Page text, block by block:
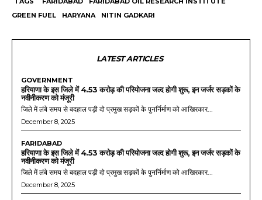
GREEN FUEL
HARYANA NITIN GADKARI
LATEST ARTICLES
GOVERNMENT
हरियाणा के इस जिले में 4.53 करोड़ की परियोजना जल्द होगी शुरू, इन जर्जर सड़कों के
नवीनीकरण को मंजूरी
जिले में लंबे समय से बदहाल पड़ी दो प्रमुख सड़कों के पुनर्निर्माण को आखिरकार...
December 8, 2025
FARIDABAD
हरियाणा के इस जिले में 4.53 करोड़ की परियोजना जल्द होगी शुरू, इन जर्जर सड़कों के
नवीनीकरण को मंजूरी
जिले में लंबे समय से बदहाल पड़ी दो प्रमुख सड़कों के पुनर्निर्माण को आखिरकार...
December 8, 2025